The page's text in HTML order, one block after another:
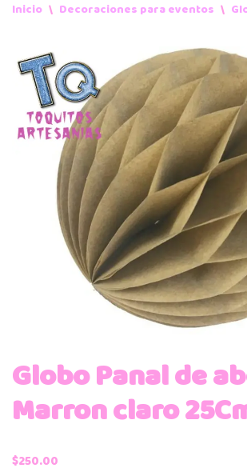
Inicio \ Decoraciones para eventos \
Globo Panal de
Marron claro
$250.00